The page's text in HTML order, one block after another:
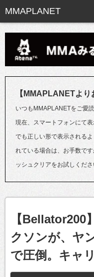
【MMAPLANETより
いつもMMAPLANETをご愛
現在、スマートフォンにて
でも正しい形で表示される
れている場合は、お手数で
ッシュクリアをお試しくださ
【Bellator200
クソンが、ヤ
で圧倒。キャ